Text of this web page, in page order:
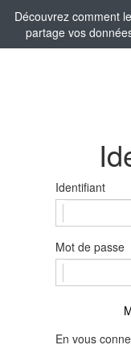
Découvrez comment
partage vos
Identifiant
Mot de passe
En vous